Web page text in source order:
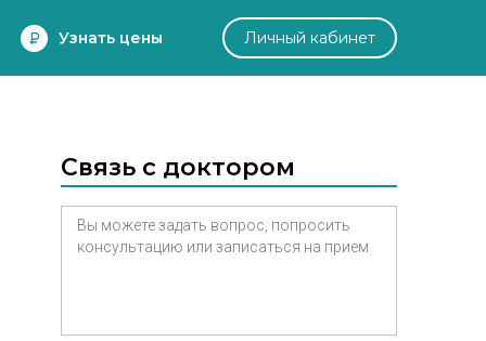
Узнать цены Личный кабинет
Связь с доктором